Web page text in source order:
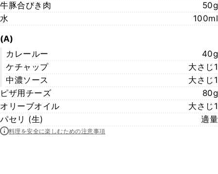
牛豚合びき肉
50g
水
100ml
(A)
カレールー
40g
ケチャップ
大さじ1
中濃ソース
大さじ1
ピザ用チーズ
80g
オリーブオイル
大さじ1
パセリ (生)
適量
料理を安全に楽しむための注意事項